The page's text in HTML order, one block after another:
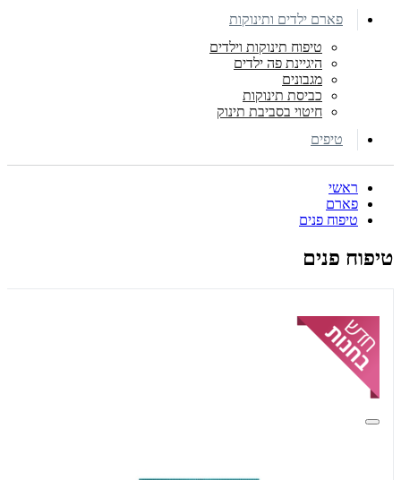
פארם ילדים ותינוקות
טיפוח תינוקות וילדים
היגיינת פה ילדים
מגבונים
כביסת תינוקות
חיטוי בסביבת תינוק
טיפים
ראשי
פארם
טיפוח פנים
טיפוח פנים